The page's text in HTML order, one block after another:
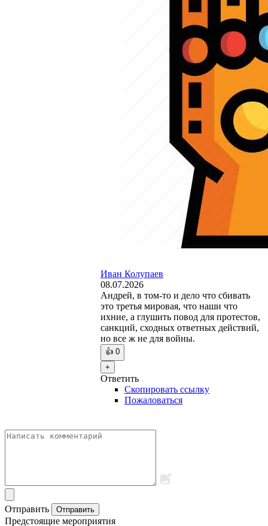
Иван Колупаев
08.07.2026
Андрей, в том-то и дело что сбивать
это третья мировая, что наши что
ихние, а глушить повод для протестов,
санкций, сходных ответных действий,
но все ж не для войны.
👍 0
+
Ответить
Скопировать ссылку
Пожаловаться
Отправить Отправить
Предстоящие мероприятия